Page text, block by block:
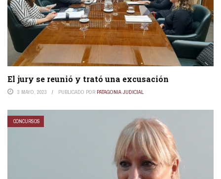
El jury se reunió y trató una excusación
3 MAYO, 2023 PUBLICADO POR PATAGONIA JUDICIAL
CONCURSOS